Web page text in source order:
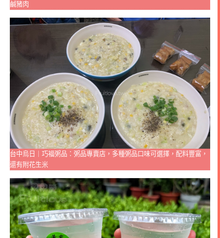
鹹豬肉
台中烏日｜巧福粥品：粥品專賣店，多種粥品口味可選擇，配料豐富，
還有附花生米